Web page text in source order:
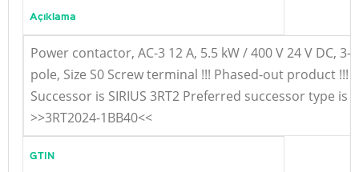
Açıklama
Power contactor, AC-3 12 A, 5.5 kW / 400 V 24 V DC, 3-
pole, Size S0 Screw terminal !!! Phased-out product !!!
Successor is SIRIUS 3RT2 Preferred successor type is
>>3RT2024-1BB40<<
GTIN